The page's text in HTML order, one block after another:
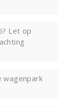
Let op
wagenpark